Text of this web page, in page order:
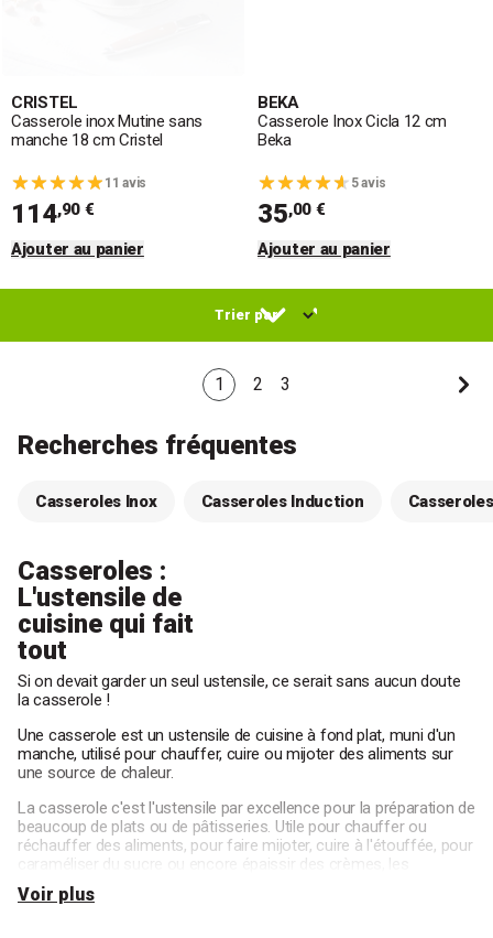
CRISTEL
Casserole inox Mutine sans
manche 18 cm Cristel
11 avis
114,90 €
Ajouter au panier
BEKA
Casserole Inox Cicla 12 cm
Beka
5 avis
35,00 €
Ajouter au panier
1 2 3
Recherches fréquentes
Casseroles Inox Casseroles Induction
Casseroles :
L'ustensile de
cuisine qui fait
tout
Si on devait garder un seul ustensile, ce serait sans aucun doute
la casserole !
Une casserole est un ustensile de cuisine à fond plat, muni d'un
manche, utilisé pour chauffer, cuire ou mijoter des aliments sur
une source de chaleur.
La casserole c'est l'ustensile par excellence pour la préparation de
beaucoup de plats ou de pâtisseries. Utile pour chauffer ou
réchauffer des aliments, pour faire mijoter, cuire à l'étouffée, pour
caraméliser du sucre ou encore épaissir des crèmes, les
casseroles ont beaucoup de fonctions, ce qui en fait des
ustensiles de base pour vos fourneaux.
Voir plus